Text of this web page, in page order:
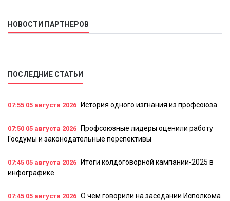
НОВОСТИ ПАРТНЕРОВ
ПОСЛЕДНИЕ СТАТЬИ
07:55 05 августа 2026 История одного изгнания из профсоюза
07:50 05 августа 2026
Профсоюзные лидеры оценили работу
Госдумы и законодательные перспективы
07:45 05 августа 2026
Итоги колдоговорной кампании-2025 в
инфографике
07:45 05 августа 2026 О чем говорили на заседании Исполкома